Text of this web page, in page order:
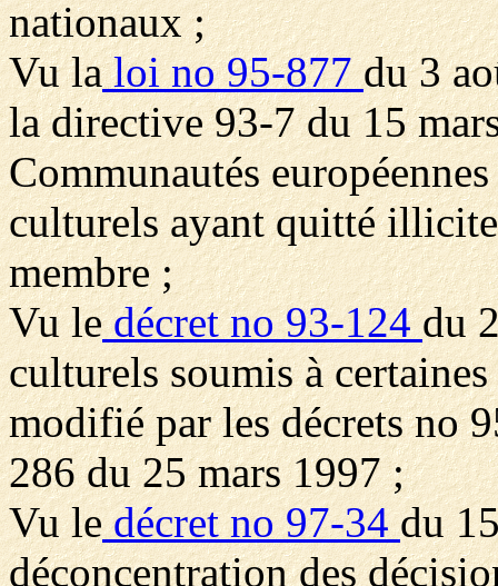
nationaux ;
Vu laloi no 95-877du 3
la directive 93-7 du 15
Communautés
culturels ayant quitté
membre ;
Vu ledécret no 93-124du
culturels soumis à
modifié par les décrets no
286 du 25 mars 1997 ;
Vu ledécret no 97-34du
déconcentration des